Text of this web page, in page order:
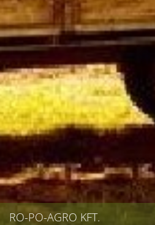
RO-PO-AGRO KFT.